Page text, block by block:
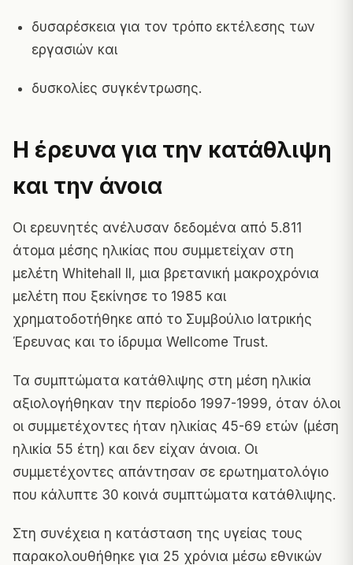
δυσαρέσκεια για τον τρόπο εκτέλεσης των
εργασιών και
δυσκολίες συγκέντρωσης.
Η έρευνα για την κατάθλιψη
και την άνοια
Οι ερευνητές ανέλυσαν δεδομένα από 5.811
άτομα μέσης ηλικίας που συμμετείχαν στη
μελέτη Whitehall II, μια βρετανική μακροχρόνια
μελέτη που ξεκίνησε το 1985 και
χρηματοδοτήθηκε από το Συμβούλιο Ιατρικής
Έρευνας και το ίδρυμα Wellcome Trust.
Τα συμπτώματα κατάθλιψης στη μέση ηλικία
αξιολογήθηκαν την περίοδο 1997-1999, όταν όλοι
οι συμμετέχοντες ήταν ηλικίας 45-69 ετών (μέση
ηλικία 55 έτη) και δεν είχαν άνοια. Οι
συμμετέχοντες απάντησαν σε ερωτηματολόγιο
που κάλυπτε 30 κοινά συμπτώματα κατάθλιψης.
Στη συνέχεια η κατάσταση της υγείας τους
παρακολουθήθηκε για 25 χρόνια μέσω εθνικών